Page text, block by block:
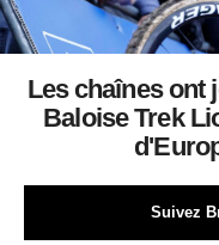
Les chaînes ont
Baloise Trek
Suivez